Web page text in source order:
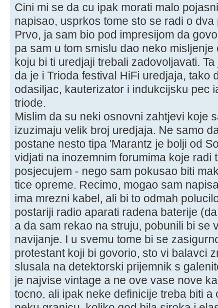
Cini mi se da cu ipak morati malo
napisao, usprkos tome sto se radi o
Prvo, ja sam bio pod impresijom da
pa sam u tom smislu dao neko
koju bi ti uredjaji trebali zadovoljavati.
da je i Trioda festival HiFi uredjaja, tako
odasiljac, kauterizator i indukcijsku pec
triode.
Mislim da su neki osnovni zahtjevi koje
izuzimaju velik broj uredjaja. Ne samo
postane nesto tipa 'Marantz je bolji od
vidjati na inozemnim forumima koje radi
posjecujem - nego sam pokusao biti
tice opreme. Recimo, mogao sam
ima mrezni kabel, ali bi to odmah
postariji radio aparati radena baterije
a da sam rekao na struju, pobunili bi se
navijanje. I u svemu tome bi se
protestant koji bi govorio, sto vi balavci
slusala na detektorski prijemnik s
je najvise vintage a ne ove vase nove
tocno, ali ipak neke definicije treba biti